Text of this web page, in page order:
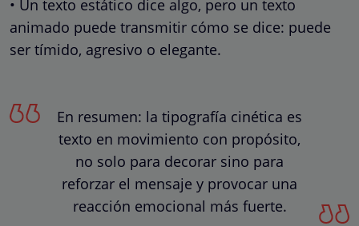
• Un texto estático dice algo, pero un texto
animado puede transmitir cómo se dice: puede
ser tímido, agresivo o elegante.
En resumen: la tipografía cinética es
texto en movimiento con propósito,
no solo para decorar sino para
reforzar el mensaje y provocar una
reacción emocional más fuerte.